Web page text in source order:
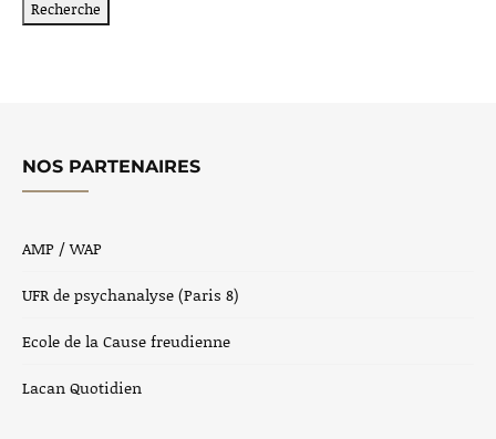
NOS PARTENAIRES
AMP / WAP
UFR de psychanalyse (Paris 8)
Ecole de la Cause freudienne
Lacan Quotidien